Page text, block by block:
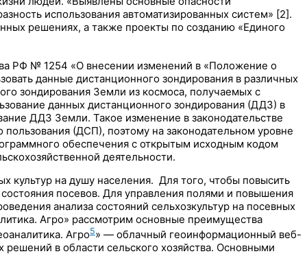
использования автоматизированных систем» [2].
решениях, а также проекты по созданию «Единого
РФ № 1254 «О внесении изменений в «Положение о
данные дистанционного зондирования в различных
зондирования Земли из космоса, получаемых с
данных дистанционного зондирования (ДДЗ) в
ДДЗ Земли. Такое изменение в законодательстве
(ДСП), поэтому на законодательном уровне
обеспечения с открытым исходным кодом
деятельности.
культур на душу населения. Для того, чтобы повысить
посевов. Для управления полями и повышения
анализа состояний сельхозкультур на посевных
Агро» рассмотрим основные преимущества
Агро5» — облачный геоинформационный веб-
в области сельского хозяйства. Основными